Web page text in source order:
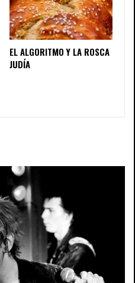
EL ALGORITMO Y LA ROSCA
JUDÍA